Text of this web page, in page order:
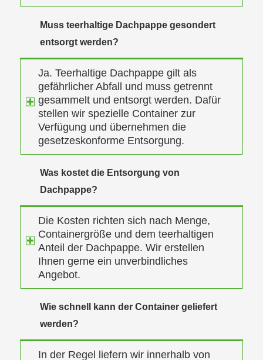
Muss teerhaltige Dachpappe gesondert
entsorgt werden?
Ja. Teerhaltige Dachpappe gilt als
gefährlicher Abfall und muss getrennt
gesammelt und entsorgt werden. Dafür
stellen wir spezielle Container zur
Verfügung und übernehmen die
gesetzeskonforme Entsorgung.
Was kostet die Entsorgung von
Dachpappe?
Die Kosten richten sich nach Menge,
Containergröße und dem teerhaltigen
Anteil der Dachpappe. Wir erstellen
Ihnen gerne ein unverbindliches
Angebot.
Wie schnell kann der Container geliefert
werden?
In der Regel liefern wir innerhalb von